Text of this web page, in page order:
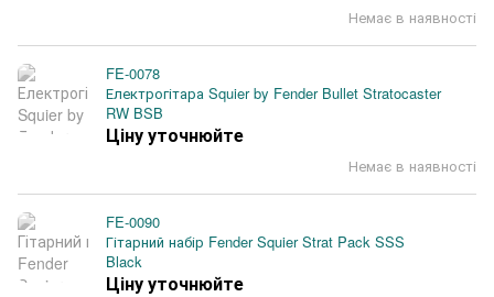
Немає в наявності
FE-0078
Електрогітара Squier by Fender Bullet Stratocaster
RW BSB
Немає в наявності
Ціну уточнюйте
FE-0090
Гітарний набір Fender Squier Strat Pack SSS
Black
Ціну уточнюйте